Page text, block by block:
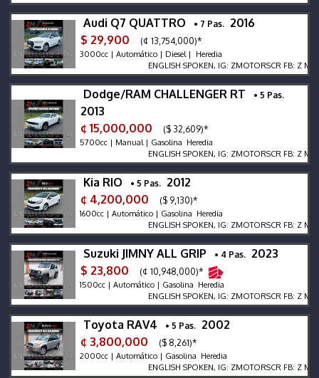
Audi Q7 QUATTRO • 7 Pas. 2016
$ 29,900
(¢ 13,754,000)*
3000cc | Automático | Diesel | Heredia
ENGLISH SPOKEN, IG: ZMOTORSCR FB: Z
Dodge/RAM CHALLENGER RT • 5 Pas.
2013
¢ 15,000,000
($ 32,609)*
5700cc | Manual | Gasolina Heredia
ENGLISH SPOKEN, IG: ZMOTORSCR FB: Z
Kia RIO • 5 Pas. 2012
¢ 4,200,000
($ 9,130)*
1600cc | Automático | Gasolina Heredia
ENGLISH SPOKEN, IG: ZMOTORSCR FB: Z
Suzuki JIMNY ALL GRIP • 4 Pas. 2023
$ 23,800
(¢ 10,948,000)*
1500cc | Automático | Gasolina Heredia
ENGLISH SPOKEN, IG: ZMOTORSCR FB: Z
Toyota RAV4 • 5 Pas. 2002
¢ 3,800,000
($ 8,261)*
2000cc | Automático | Gasolina Heredia
ENGLISH SPOKEN, IG: ZMOTORSCR FB: Z